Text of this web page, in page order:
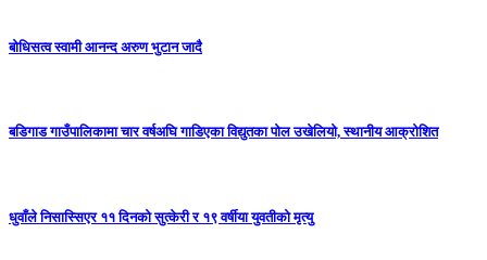
बोधिसत्व स्वामी आनन्द अरुण भुटान जादै
बडिगाड गाउँपालिकामा चार वर्षअघि गाडिएका विद्युतका पोल उखेलियो, स्थानीय आक्रोशित
धुवाँले निसास्सिएर ११ दिनको सुत्केरी र १९ वर्षीया युवतीको मृत्यु